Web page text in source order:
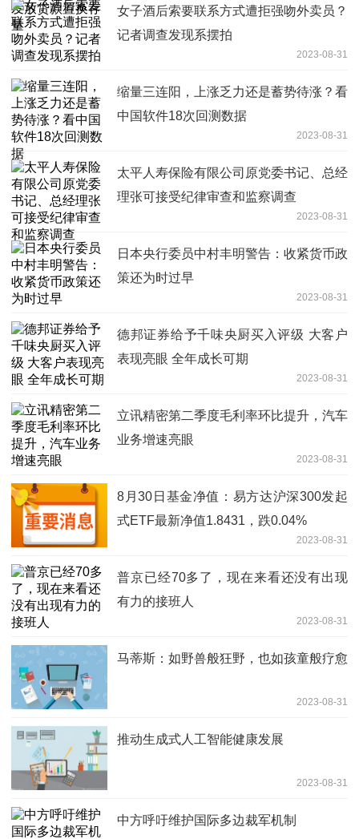
女子酒后索要联系方式遭拒强吻外卖员？
记者调查发现系摆拍
2023-08-31
缩量三连阳，上涨乏力还是蓄势待涨？看
中国软件18次回测数据
2023-08-31
太平人寿保险有限公司原党委书记、总经
理张可接受纪律审查和监察调查
2023-08-31
日本央行委员中村丰明警告：收紧货币政
策还为时过早
2023-08-31
德邦证券给予千味央厨买入评级 大客户
表现亮眼 全年成长可期
2023-08-31
立讯精密第二季度毛利率环比提升，汽车
业务增速亮眼
2023-08-31
8月30日基金净值：易方达沪深300发起
式ETF最新净值1.8431，跌0.04%
2023-08-31
普京已经70多了，现在来看还没有出现
有力的接班人
2023-08-31
马蒂斯：如野兽般狂野，也如孩童般疗愈
2023-08-31
推动生成式人工智能健康发展
2023-08-31
中方呼吁维护国际多边裁军机制